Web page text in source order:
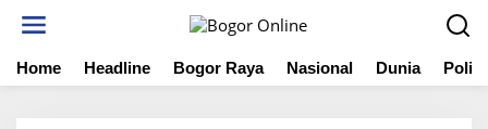
t
Home Headline Bogor Raya Nasional Dunia